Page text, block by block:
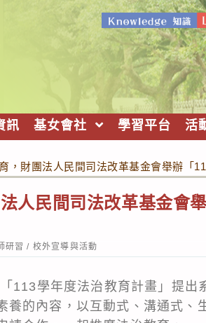
訊 基女會社 學習平台 活
，財團法人民間司法改革基金會舉辦「
人民間司法改革基金會
研習 / 校外宣導與活動
113學年度法治教育計畫」提出
養的內容，以互動式、溝通式、